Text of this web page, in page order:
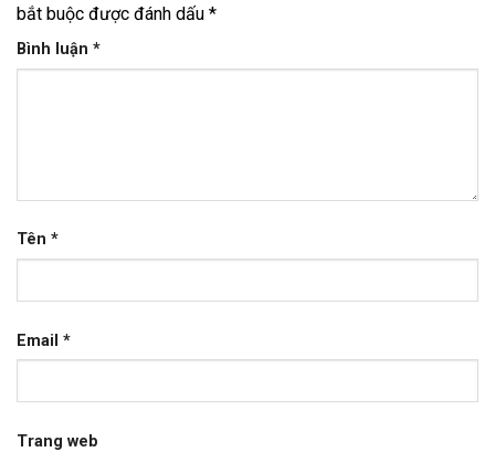
bắt buộc được đánh dấu *
Bình luận *
Tên *
Email *
Trang web